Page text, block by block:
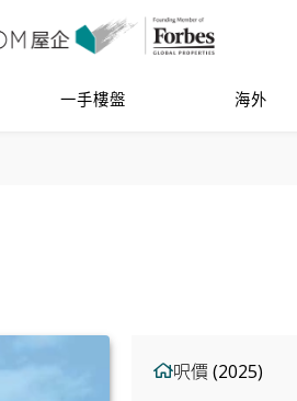
一手樓盤 海外
呎價 (2025)